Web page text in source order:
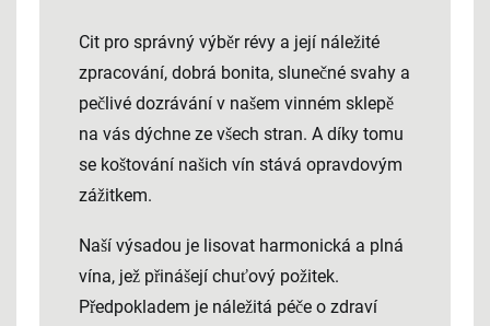
Cit pro správný výběr révy a její náležité
zpracování, dobrá bonita, slunečné svahy a
pečlivé dozrávání v našem vinném sklepě
na vás dýchne ze všech stran. A díky tomu
se koštování našich vín stává opravdovým
zážitkem.
Naší výsadou je lisovat harmonická a plná
vína, jež přinášejí chuťový požitek.
Předpokladem je náležitá péče o zdraví